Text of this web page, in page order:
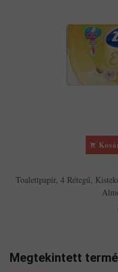
Toalettpapír, 4 Rétegű,
Megtekintett